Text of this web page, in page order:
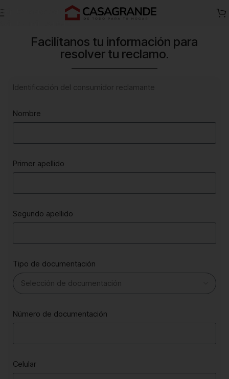
Skip to navigation
Skip to main content
Facilítanos tu información para
resolver tu reclamo.
Identificación del consumidor reclamante
Nombre
Primer apellido
Segundo apellido
Tipo de documentación
Número de documentación
Celular